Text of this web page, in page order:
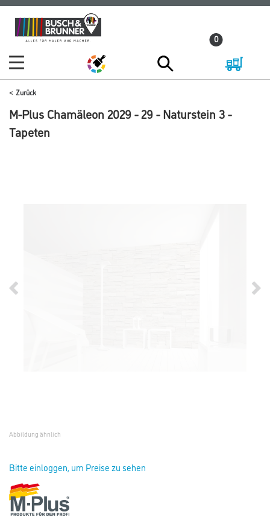
Zum
Inhalt
Zum
Navigationsmenü
0
Zurück
M-Plus Chamäleon 2029 - 29 - Naturstein 3 -
Tapeten
Abbildung ähnlich
Bitte einloggen, um Preise zu sehen